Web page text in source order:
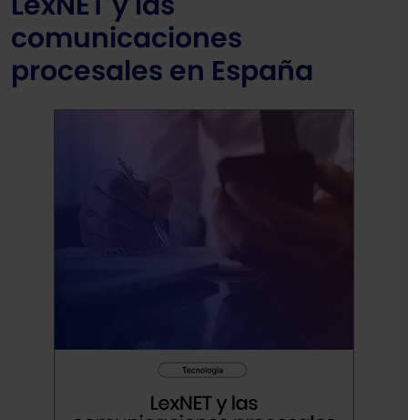
comunicaciones
procesales en España